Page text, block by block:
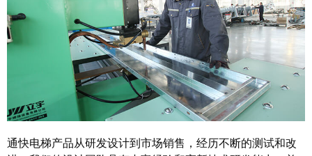
通快电梯产品从研发设计到市场销售，经历不断的测试和改